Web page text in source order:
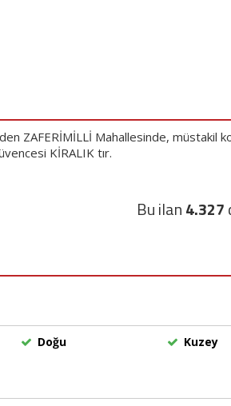
ZAFERİMİLLİ Mahallesinde, müstakil
KİRALIK tır.
Bu ilan4.327
Doğu Kuzey